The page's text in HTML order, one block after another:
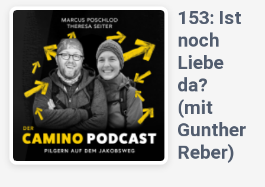
153: Ist
noch
Liebe
da?
(mit
Gunther
Reber)